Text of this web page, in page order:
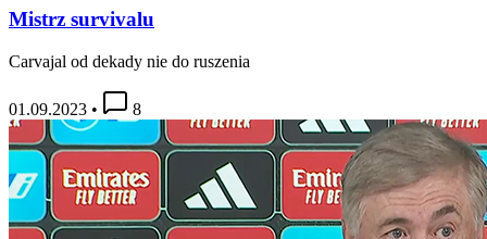
Mistrz survivalu
Carvajal od dekady nie do ruszenia
01.09.2023 • 8